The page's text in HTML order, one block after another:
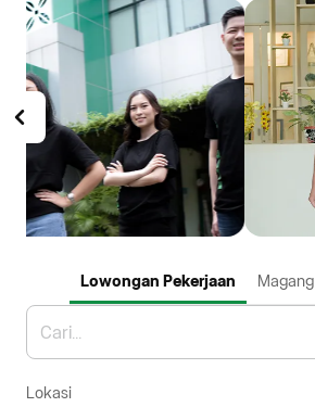
Lowongan Pekerjaan Magang
Lokasi